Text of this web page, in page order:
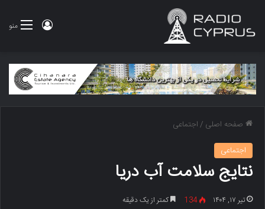
منو ورود
صفحه اصلی /اجتماعی
اجتماعی
نتایج سلامت آب دریا
تیر ۱۷, ۱۴۰۴ 134 کمتر از یک دقیقه